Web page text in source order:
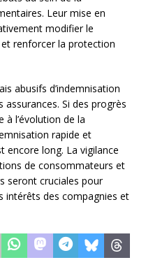
Leur mise en
modifier le
et renforcer la protection
abusifs d’indemnisation
Si des progrès
l’évolution de la
rapide et
encore long. La vigilance
de consommateurs et
seront cruciales pour
intérêts des compagnies et